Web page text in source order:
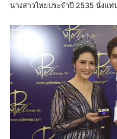
นางสาวไทยประจำปี 2535 นั่งแท่